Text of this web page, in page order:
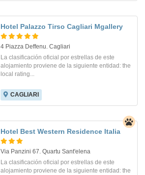
Hotel Palazzo Tirso Cagliari Mgallery
4 Piazza Deffenu. Cagliari
La clasificación oficial por estrellas de este
alojamiento proviene de la siguiente entidad: the
local rating...
CAGLIARI
Hotel Best Western Residence Italia
Via Panzini 67. Quartu Sant'elena
La clasificación oficial por estrellas de este
alojamiento proviene de la siguiente entidad: the